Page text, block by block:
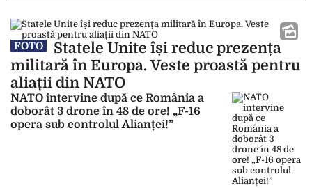
FOTO
Statele Unite își reduc prezența
militară în Europa. Veste proastă pentru
aliații din NATO
NATO intervine după ce România a
doborât 3 drone în 48 de ore! „F-16
opera sub controlul Alianței!”